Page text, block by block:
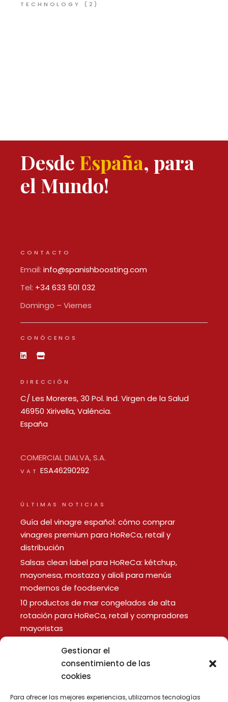
Gestionar el
consentimiento de las
cookies
Para ofrecer las mejores experiencias, utilizamos tecnologías
TECHNOLOGY
(2)
Desde España, para
el Mundo!
CONTACTO
Email:info@spanishboosting.com
Tel: +34 633 501 032
Domingo – Viernes
CONÓCENOS
DIRECCIÓN
C/ Les Moreres, 30 Pol. Ind. Virgen de la Salud
46950 Xirivella, Valéncia.
España
COMERCIAL DIALVA, S.A.
VAT ESA46290292
ÚLTIMAS NOTICIAS
Guía del vinagre español: cómo comprar
vinagres premium para HoReCa, retail y
distribución
Salsas clean label para HoReCa: kétchup,
mayonesa, mostaza y alioli para menús
modernos de foodservice
10 productos de mar congelados de alta
rotación para HoReCa, retail y compradores
mayoristas
Aviso Legal